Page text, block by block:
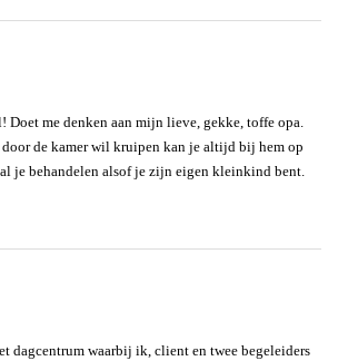
Doet me denken aan mijn lieve, gekke, toffe opa.
de kamer wil kruipen kan je altijd bij hem op
je behandelen alsof je zijn eigen kleinkind bent.
dagcentrum waarbij ik, client en twee begeleiders